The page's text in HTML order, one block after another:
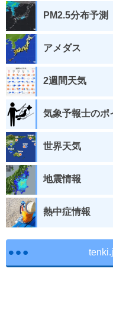
PM2.5分布予測
アメダス
2週間天気
気象予報士のポ
世界天気
地震情報
熱中症情報